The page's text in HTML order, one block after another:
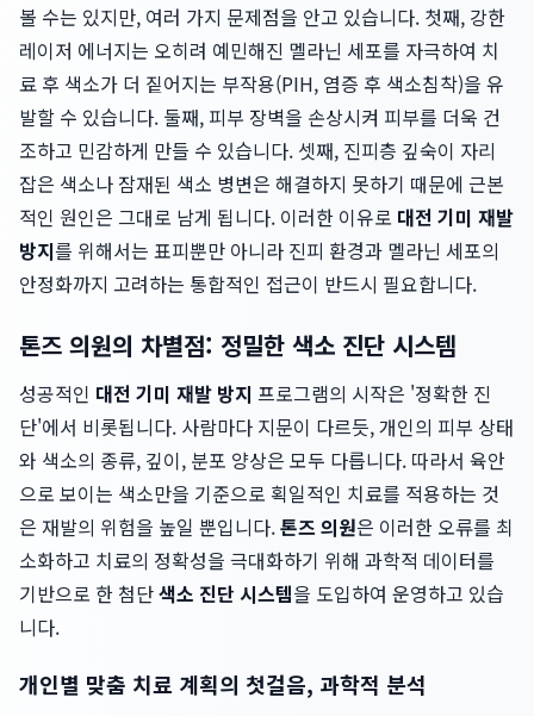
볼 수는 있지만, 여러 가지 문제점을 안고 있습니다. 첫째, 강한
레이저 에너지는 오히려 예민해진 멜라닌 세포를 자극하여 치
료 후 색소가 더 짙어지는 부작용(PIH, 염증 후 색소침착)을 유
발할 수 있습니다. 둘째, 피부 장벽을 손상시켜 피부를 더욱 건
조하고 민감하게 만들 수 있습니다. 셋째, 진피층 깊숙이 자리
잡은 색소나 잠재된 색소 병변은 해결하지 못하기 때문에 근본
적인 원인은 그대로 남게 됩니다. 이러한 이유로 대전 기미 재발
방지를 위해서는 표피뿐만 아니라 진피 환경과 멜라닌 세포의
안정화까지 고려하는 통합적인 접근이 반드시 필요합니다.
톤즈 의원의 차별점: 정밀한 색소 진단 시스템
성공적인 대전 기미 재발 방지 프로그램의 시작은 '정확한 진
단'에서 비롯됩니다. 사람마다 지문이 다르듯, 개인의 피부 상태
와 색소의 종류, 깊이, 분포 양상은 모두 다릅니다. 따라서 육안
으로 보이는 색소만을 기준으로 획일적인 치료를 적용하는 것
은 재발의 위험을 높일 뿐입니다.톤즈 의원은 이러한 오류를 최
소화하고 치료의 정확성을 극대화하기 위해 과학적 데이터를
기반으로 한 첨단색소 진단 시스템을 도입하여 운영하고 있습
니다.
개인별 맞춤 치료 계획의 첫걸음, 과학적 분석